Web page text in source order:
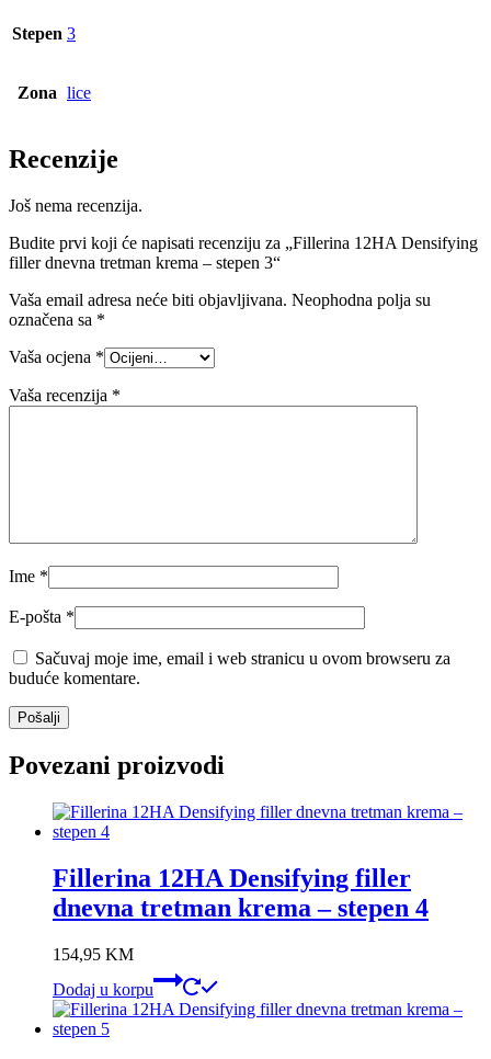
Stepen 3
Zona lice
Recenzije
Još nema recenzija.
Budite prvi koji će napisati recenziju za „Fillerina 12HA Densifying
filler dnevna tretman krema – stepen 3“
Vaša email adresa neće biti objavljivana. Neophodna polja su
označena sa *
Vaša ocjena *
Vaša recenzija *
Ime *
E-pošta *
Sačuvaj moje ime, email i web stranicu u ovom browseru za
buduće komentare.
Povezani proizvodi
Fillerina 12HA Densifying filler
dnevna tretman krema – stepen 4
154,95 KM
Dodaj u korpu